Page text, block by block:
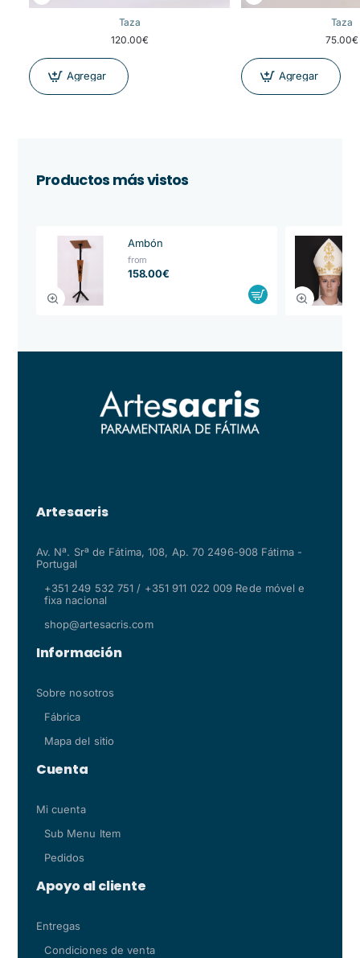
Taza
120.00€
Agregar
Taza
75.00€
Agregar
Productos más vistos
Ambón
from
158.00€
Artesacris
Av. Nª. Srª de Fátima, 108, Ap. 70 2496-908 Fátima -
Portugal
+351 249 532 751 / +351 911 022 009 Rede móvel e
fixa nacional
shop@artesacris.com
Información
Sobre nosotros
Fábrica
Mapa del sitio
Cuenta
Mi cuenta
Sub Menu Item
Pedidos
Apoyo al cliente
Entregas
Condiciones de venta